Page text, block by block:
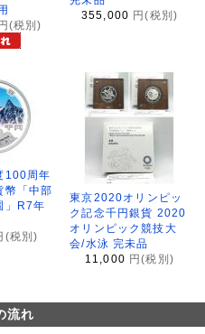
円(税別)
355,000 円(税別)
100周年
幣「中部
」R7年
(税別)
東京2020オリンピッ
ク記念千円銀貨 2020
オリンピック競技大
会/水泳 完未品
11,000 円(税別)
流れ